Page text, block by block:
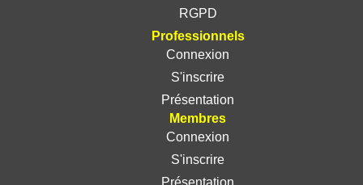
RGPD
Professionnels
Connexion
S'inscrire
Présentation
Membres
Connexion
S'inscrire
Présentation